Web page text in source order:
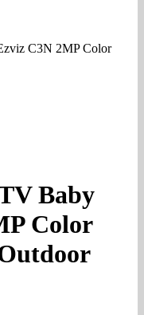
C3N 2MP Color
Baby
Color